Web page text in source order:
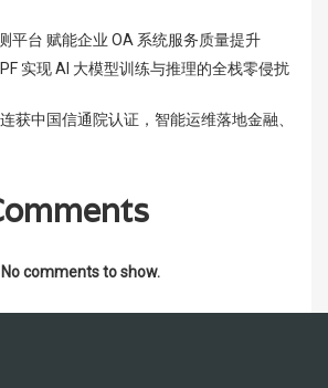
平台 赋能企业 OA 系统服务质量提升
实现 AI 大模型训练与推理的全栈零侵扰
获中国信通院认证，智能运维落地金融、
No comments to show.